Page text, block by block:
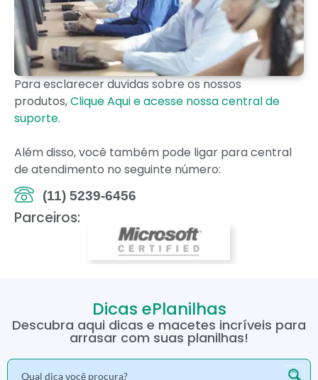
Para esclarecer duvidas sobre os nossos
produtos,Clique Aqui e acesse nossa central de
suporte.
Além disso, você também pode ligar para central
de atendimento no seguinte número:
(11) 5239-6456
Parceiros:
Dicas ePlanilhas
Descubra aqui dicas e macetes incríveis para
arrasar com suas planilhas!